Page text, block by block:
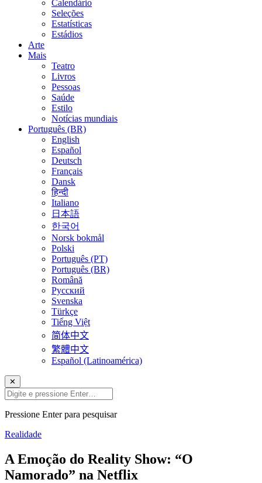
Calendário
Seleções
Estatísticas
Estádios
Arte
Mais
Teatro
Livros
Pessoas
Saúde
Estilo
Notícias mundiais
Português (BR)
English
Español
Deutsch
Français
Dansk
हिन्दी
Italiano
日本語
한국어
Norsk bokmål
Polski
Português (PT)
Português (BR)
Română
Русский
Svenska
Türkçe
Tiếng Việt
简体中文
繁體中文
Español (Latinoamérica)
✕
Pressione Enter para pesquisar
Realidade
A Emoção do Reality Show: “O
Namorado” na Netflix